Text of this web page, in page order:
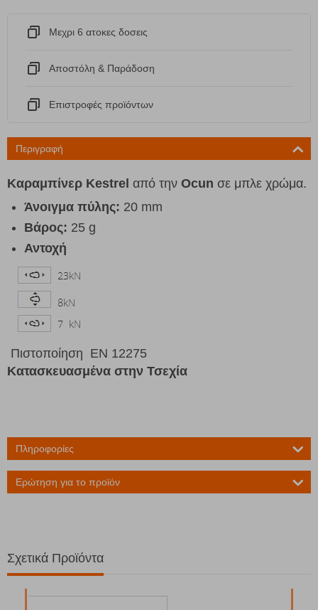
Μεχρι 6 ατοκες δοσεις
Αποστόλη & Παράδοση
Eπιστροφές προϊόντων
Περιγραφή
Καραμπίνερ Kestrel από την Ocun σε μπλε χρώμα.
Άνοιγμα πύλης: 20 mm
Βάρος: 25 g
Αντοχή
Πιστοποίηση EN 12275
Κατασκευασμένα στην Τσεχία
Πληροφορίες
Ερώτηση για το προϊόν
Σχετικά Προϊόντα